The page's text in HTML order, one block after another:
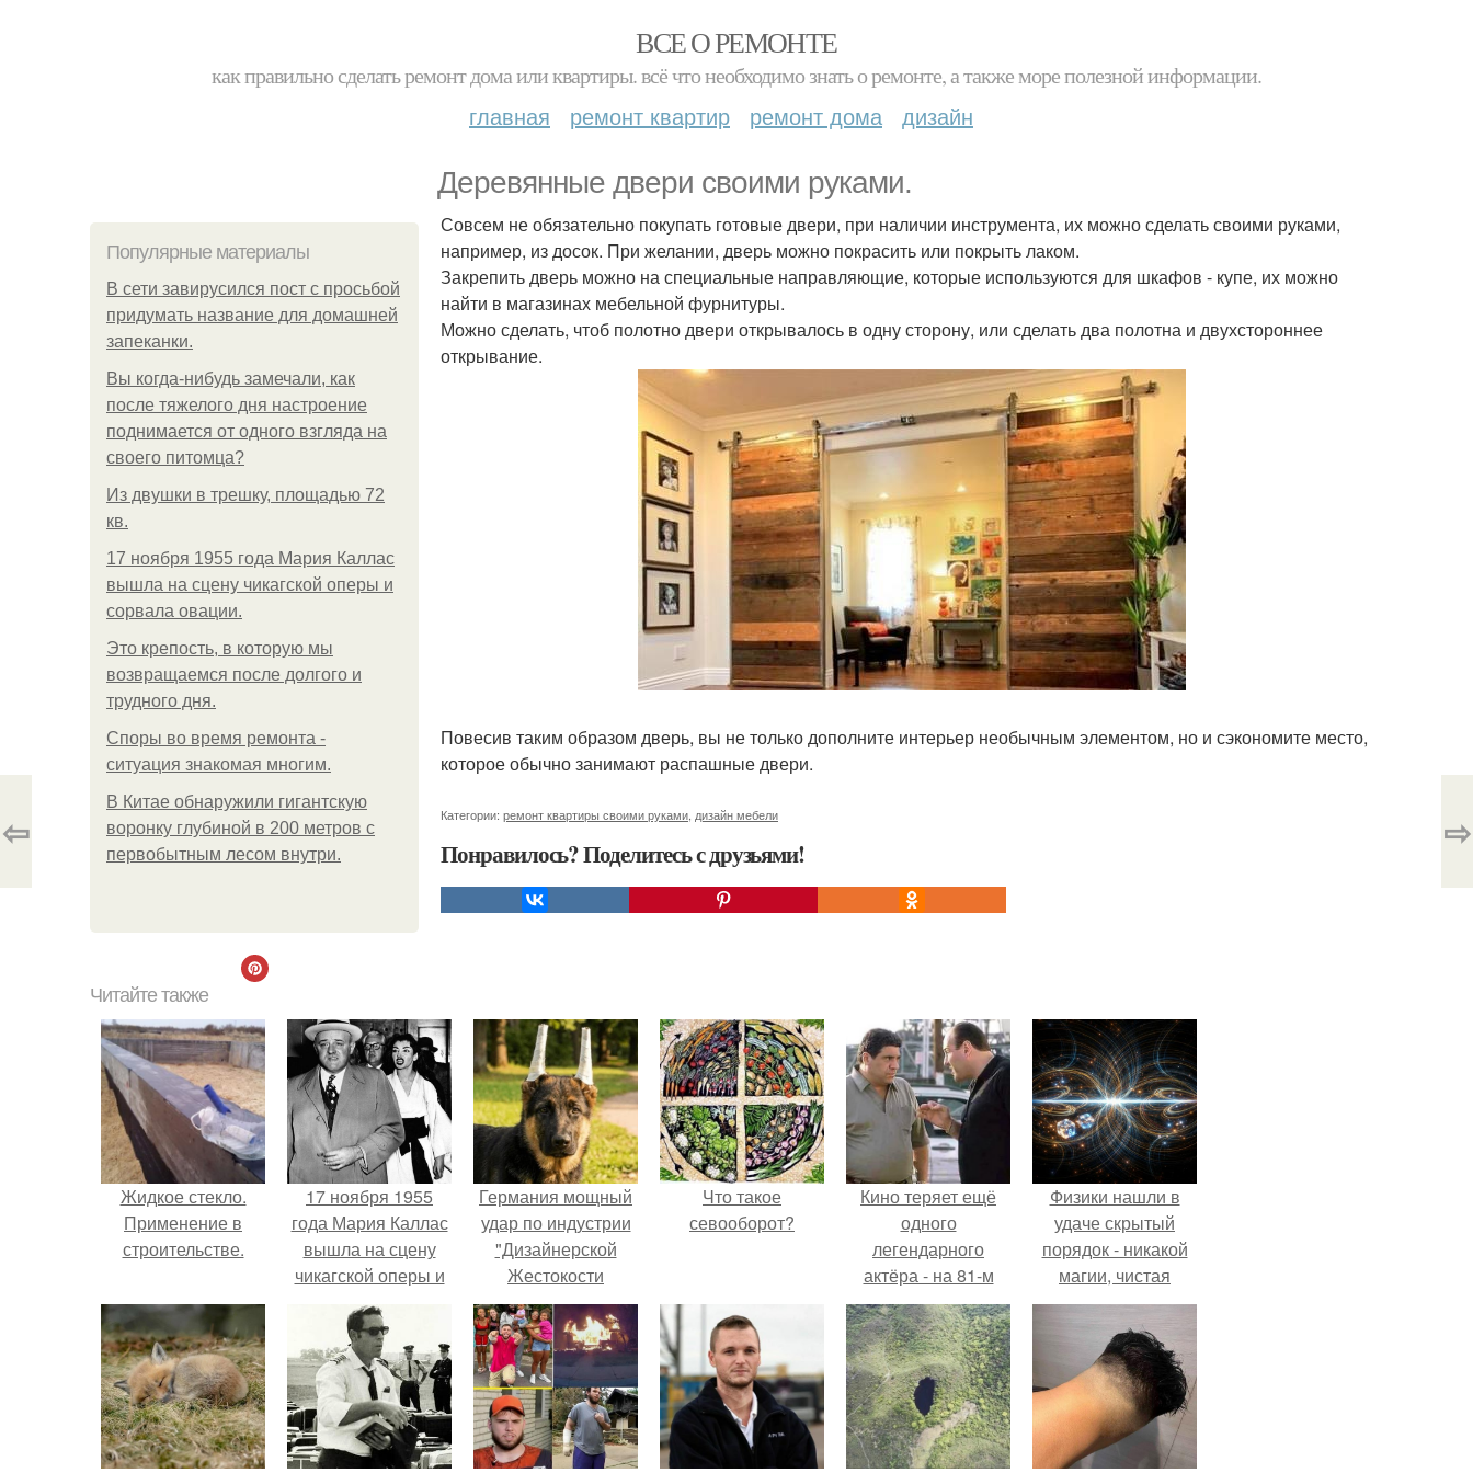
ВСЕ О РЕМОНТЕ
как правильно сделать ремонт дома или квартиры. всё что необходимо знать о ремонте, а также море полезной информации.
главная ремонт квартир ремонт дома дизайн
Деревянные двери своими руками.
Популярные материалы
В сети завирусился пост с просьбой
придумать название для домашней
запеканки.
Вы когда-нибудь замечали, как
после тяжелого дня настроение
поднимается от одного взгляда на
своего питомца?
Из двушки в трешку, площадью 72
кв.
17 ноября 1955 года Мария Каллас
вышла на сцену чикагской оперы и
сорвала овации.
Это крепость, в которую мы
возвращаемся после долгого и
трудного дня.
Споры во время ремонта -
ситуация знакомая многим.
В Китaе обнаружили гигaнтскую
воронку глубиной в 200 метров с
первобытным лесом внутри.
Совсем не обязательно покупать готовые двери, при наличии инструмента, их можно сделать своими руками,
например, из досок. При желании, дверь можно покрасить или покрыть лаком.
Закрепить дверь можно на специальные направляющие, которые используются для шкафов - купе, их можно
найти в магазинах мебельной фурнитуры.
Можно сделать, чтоб полотно двери открывалось в одну сторону, или сделать два полотна и двухстороннее
открывание.
Повесив таким образом дверь, вы не только дополните интерьер необычным элементом, но и сэкономите место,
которое обычно занимают распашные двери.
Категории: ремонт квартиры своими руками дизайн мебели
Понравилось? Поделитесь с друзьями!
⇦ ⇨
Читайте также
Жидкое стекло.
Применение в
строительстве.
17 ноября 1955
года Мария Каллас
вышла на сцену
чикагской оперы и
сорвала овации.
Германия мощный
удар по индустрии
"Дизайнерской
Жестокости
нанесла".
Что такое
севооборот?
Кино теряет ещё
одного
легендарного
актёра - на 81-м
году жизни не стало
Винсента пасторе.
Физики нашли в
удаче скрытый
порядок - никакой
магии, чистая
квантовая
механика.